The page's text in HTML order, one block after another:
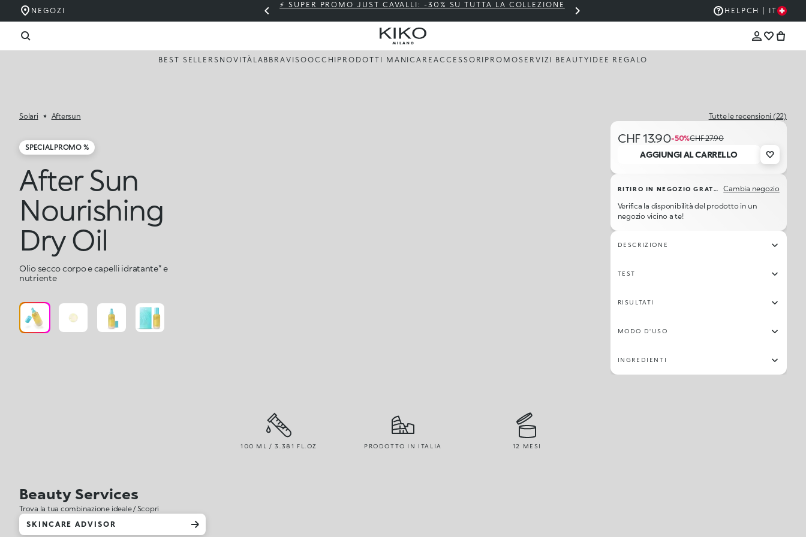
NEGOZI
⚡ SUPER PROMO JUST CAVALLI: -30% SU TUTTA LA COLLEZIONE THE KIKO SALE: FINO AL 50% DI
HELPCH | IT
BEST SELLERS NOVITÀ LABBRAVISOOCCHI PRODOTTI MANICAREACCESSORI PROMOSERVIZI BEAUTY IDEE REGALO
Solari Aftersun
SPECIAL PROMO %
After Sun
Nourishing
Dry Oil
Olio secco corpo e capelli idratante* e
nutriente
Tutte le recensioni (22)
CHF 13.90-50%CHF 27.90
AGGIUNGI AL CARRELLO
RITIRO IN NEGOZIO GRATUITO
Cambia negozio
Verifica la disponibilità del prodotto in un
negozio vicino a te!
DESCRIZIONE
TEST
RISULTATI
MODO D'USO
INGREDIENTI
100 ML / 3.381 FL.OZ PRODOTTO IN ITALIA 12 MESI
Beauty Services
Trova la tua combinazione ideale / Scopri
SKINCARE ADVISOR